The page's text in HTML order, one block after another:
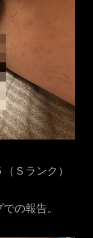
Ｓランク）
の報告。